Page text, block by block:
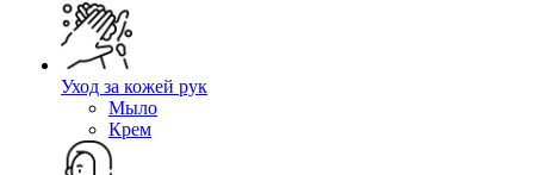
Уход за кожей рук
Мыло
Крем